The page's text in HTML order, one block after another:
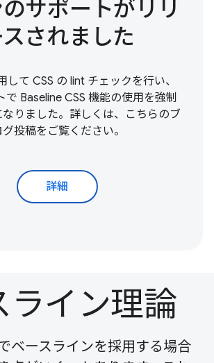
サポートがリリ
されました
して CSS の lint チェックを行い、
で Baseline CSS 機能の使用を強制
りました。詳しくは、こちらのブ
グ投稿をご覧ください。
詳細
ライン理論
ベースラインを採用する場合